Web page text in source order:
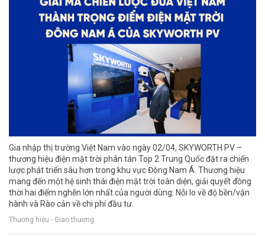
Gia nhập thị trường Việt Nam vào ngày 02/04, SKYWORTH PV –
thương hiệu điện mặt trời phân tán Top 2 Trung Quốc đặt ra chiến
lược phát triển sâu hơn trong khu vực Đông Nam Á. Thương hiệu
mang đến một hệ sinh thái điện mặt trời toàn diện, giải quyết đồng
thời hai điểm nghẽn lớn nhất của người dùng: Nỗi lo về độ bền/vận
hành và Rào cản về chi phí đầu tư.
Thương hiệu - Giao thương